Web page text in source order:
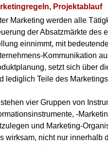
Projektablauf
Marketing werden alle
der Absatzmärkte des
einnimmt, mit
Kommunikation
setzt sich über
lediglich Teile des
vier Gruppen von
-
und Marketing-
wirksam, nicht nur innerhalb